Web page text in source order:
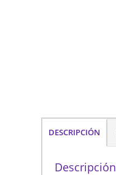
DESCRIPCIÓN
Descripción